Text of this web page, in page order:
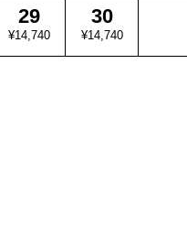
29
¥14,740
30
¥14,740